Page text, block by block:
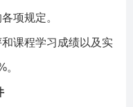
项规定。
课程学习成绩以及实
。